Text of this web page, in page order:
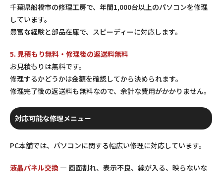
千葉県船橋市の修理工房で、年間1,000台以上のパソコンを修理
しています。
豊富な経験と部品在庫で、スピーディーに対応します。
5. 見積もり無料・修理後の返送料無料
お見積もりは無料です。
修理するかどうかは金額を確認してから決められます。
修理完了後の返送料も無料なので、余計な費用がかかりません。
対応可能な修理メニュー
PC本舗では、パソコンに関する幅広い修理に対応しています。
液晶パネル交換 — 画面割れ、表示不良、線が入る、映らないな